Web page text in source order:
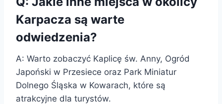
Karpacza są warte
odwiedzenia?
A: Warto zobaczyć Kaplicę św. Anny, Ogród
Japoński w Przesiece oraz Park Miniatur
Dolnego Śląska w Kowarach, które są
atrakcyjne dla turystów.